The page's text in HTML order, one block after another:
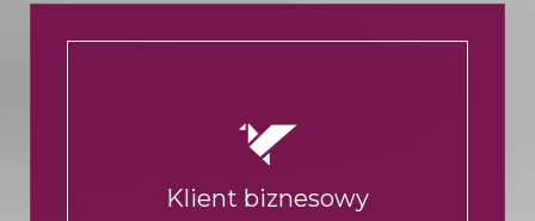
Klient biznesowy